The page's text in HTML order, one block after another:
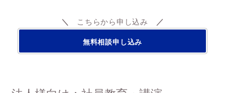
＼ こちらから申し込み ／
無料相談申し込み